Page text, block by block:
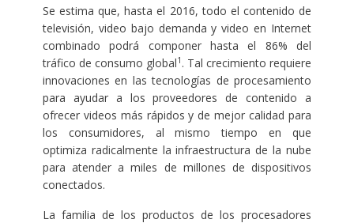
Se estima que, hasta el 2016, todo el contenido de
televisión, video bajo demanda y video en Internet
combinado podrá componer hasta el 86% del
tráfico de consumo global1 . Tal crecimiento requiere
innovaciones en las tecnologías de procesamiento
para ayudar a los proveedores de contenido a
ofrecer videos más rápidos y de mejor calidad para
los consumidores, al mismo tiempo en que
optimiza radicalmente la infraestructura de la nube
para atender a miles de millones de dispositivos
conectados.
La familia de los productos de los procesadores